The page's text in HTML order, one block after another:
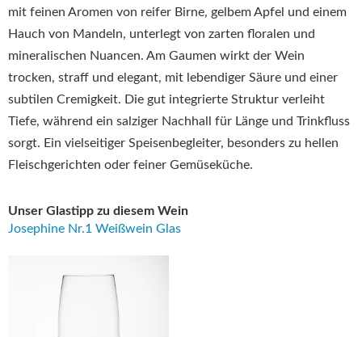
mit feinen Aromen von reifer Birne, gelbem Apfel und einem
Hauch von Mandeln, unterlegt von zarten floralen und
mineralischen Nuancen. Am Gaumen wirkt der Wein
trocken, straff und elegant, mit lebendiger Säure und einer
subtilen Cremigkeit. Die gut integrierte Struktur verleiht
Tiefe, während ein salziger Nachhall für Länge und Trinkfluss
sorgt. Ein vielseitiger Speisenbegleiter, besonders zu hellen
Fleischgerichten oder feiner Gemüseküche.
Unser Glastipp zu diesem Wein
Josephine Nr.1 Weißwein Glas